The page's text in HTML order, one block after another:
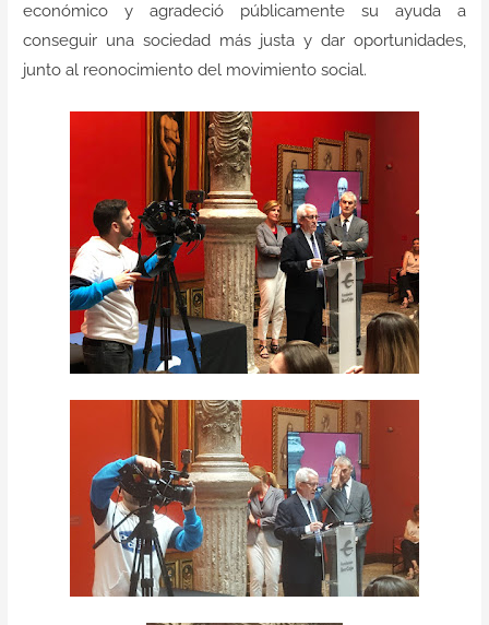
económico y agradeció públicamente su ayuda a
conseguir una sociedad más justa y dar oportunidades,
junto al reonocimiento del movimiento social.